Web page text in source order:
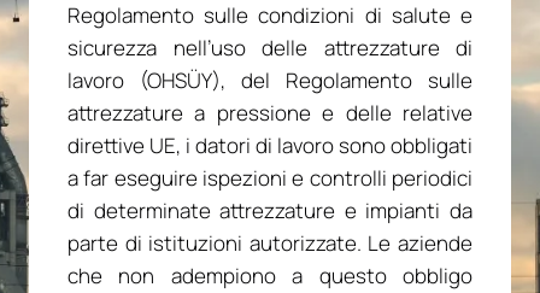
Regolamento sulle condizioni di salute e
sicurezza nell’uso delle attrezzature di
lavoro (OHSÜY), del Regolamento sulle
attrezzature a pressione e delle relative
direttive UE, i datori di lavoro sono obbligati
a far eseguire ispezioni e controlli periodici
di determinate attrezzature e impianti da
parte di istituzioni autorizzate. Le aziende
che non adempiono a questo obbligo